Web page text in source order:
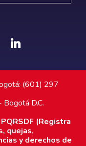
(601) 297
D.C.
PQRSDF (Registra
quejas,
y derechos de